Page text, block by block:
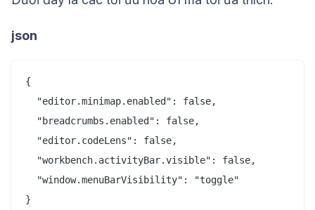
json
{
  "editor.minimap.enabled": false,
  "breadcrumbs.enabled": false,
  "editor.codeLens": false,
  "workbench.activityBar.visible": false,
  "window.menuBarVisibility": "toggle"